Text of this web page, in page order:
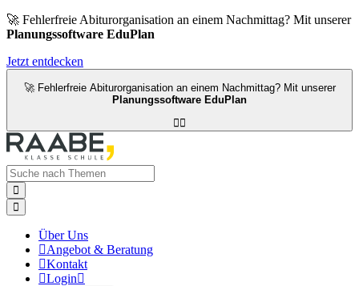
🚀 Fehlerfreie Abiturorganisation an einem Nachmittag? Mit unserer
Planungssoftware EduPlan
Jetzt entdecken
🚀 Fehlerfreie Abiturorganisation an einem Nachmittag? Mit unserer
Planungssoftware EduPlan



Über Uns
Angebot & Beratung
Kontakt
Login